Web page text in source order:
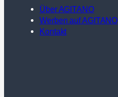
Über AGITANO
Werben auf AGITANO
Kontakt